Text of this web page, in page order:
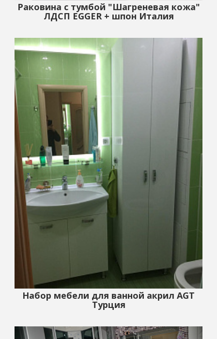
Раковина с тумбой "Шагреневая кожа"
ЛДСП EGGER + шпон Италия
Набор мебели для ванной акрил AGT
Турция